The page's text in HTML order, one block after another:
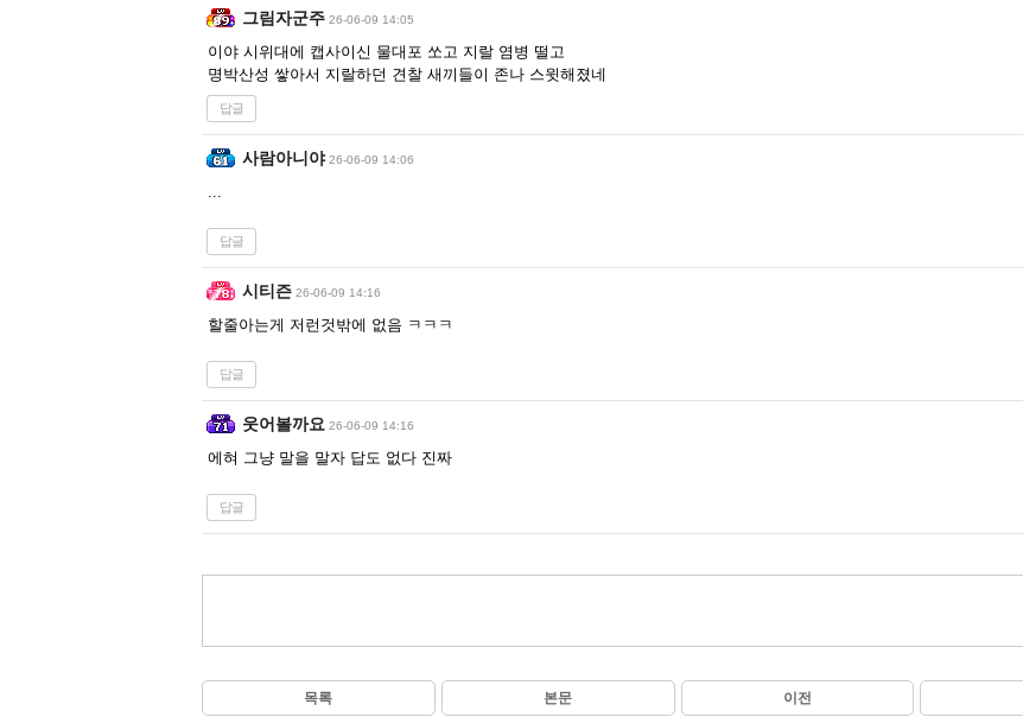
그림자군주 26-06-09 14:05
이야 시위대에 캡사이신 물대포 쏘고 지랄 염병 떨고
명박산성 쌓아서 지랄하던 견찰 새끼들이 존나 스윗해졌네
답글
사람아니야 26-06-09 14:06
...
답글
시티즌 26-06-09 14:16
할줄아는게 저런것밖에 없음 ㅋㅋㅋ
답글
웃어볼까요 26-06-09 14:16
에혀 그냥 말을 말자 답도 없다 진짜
답글
목록 본문 이전